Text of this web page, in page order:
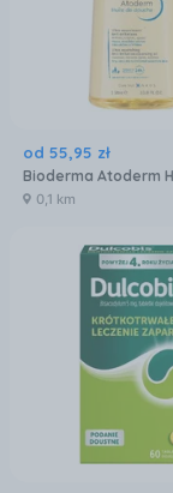
od 55,95 zł
0,1 km